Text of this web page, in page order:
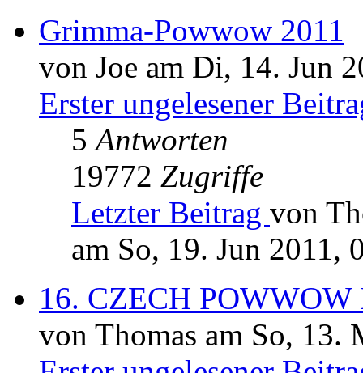
Grimma-Powwow 2011
von Joe am Di, 14. Jun
Erster ungelesener
5Antworten
19772 Zugriffe
Letzter Beitrag von
am So, 19. Jun 2011,
16. CZECH POWWOW
von Thomas am So, 13.